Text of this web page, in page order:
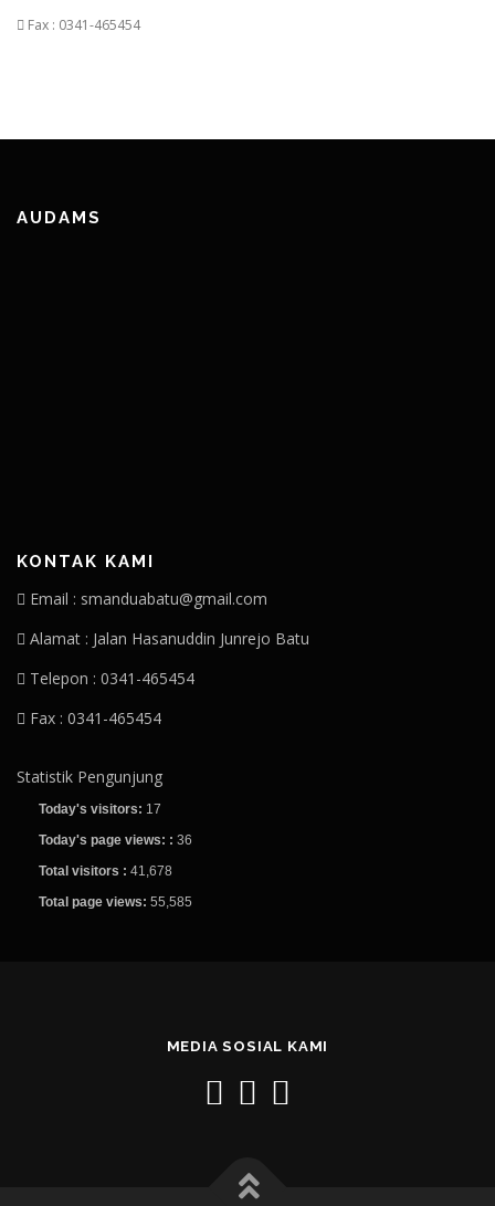
Fax : 0341-465454
AUDAMS
KONTAK KAMI
Email : smanduabatu@gmail.com
Alamat : Jalan Hasanuddin Junrejo Batu
Telepon : 0341-465454
Fax : 0341-465454
Statistik Pengunjung
Today's visitors: 17
Today's page views: : 36
Total visitors : 41,678
Total page views: 55,585
MEDIA SOSIAL KAMI